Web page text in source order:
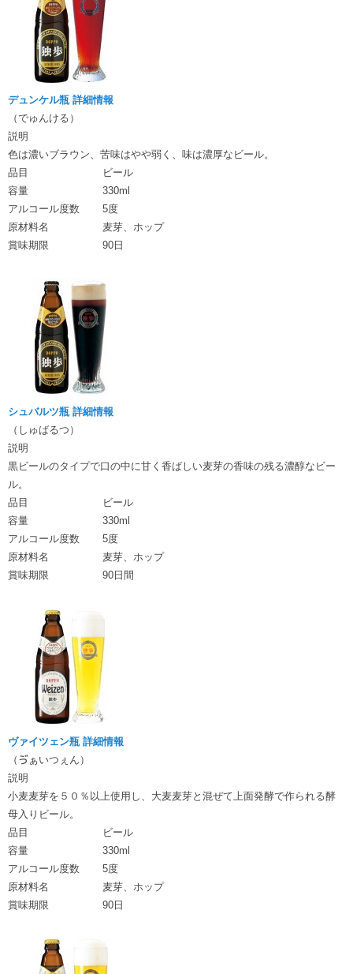
デュンケル瓶 詳細情報
（でゅんける）
説明
色は濃いブラウン、苦味はやや弱く、味は濃厚なビール。
品目
ビール
容量
330ml
アルコール度数
5度
原材料名
麦芽、ホップ
賞味期限
90日
シュバルツ瓶 詳細情報
（しゅばるつ）
説明
黒ビールのタイプで口の中に甘く香ばしい麦芽の香味の残る濃醇なビー
ル。
品目
ビール
容量
330ml
アルコール度数
5度
原材料名
麦芽、ホップ
賞味期限
90日間
ヴァイツェン瓶 詳細情報
（ゔぁいつぇん）
説明
小麦麦芽を５０％以上使用し、大麦麦芽と混ぜて上面発酵で作られる酵
母入りビール。
品目
ビール
容量
330ml
アルコール度数
5度
原材料名
麦芽、ホップ
賞味期限
90日